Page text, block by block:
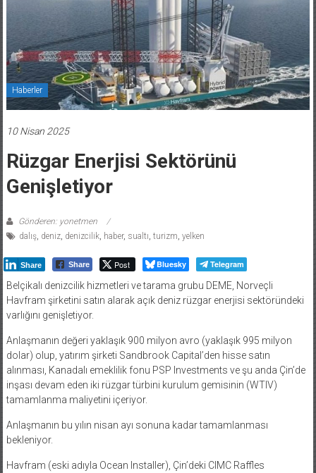
Haberler
10 Nisan 2025
Rüzgar Enerjisi Sektörünü
Genişletiyor
Gönderen: yonetmen
dalış, deniz, denizcilik, haber, sualtı turizm yelken
Share Share Post Bluesky Telegram
Belçikalı denizcilik hizmetleri ve tarama grubu DEME, Norveçli
Havfram şirketini satın alarak açık deniz rüzgar enerjisi sektöründeki
varlığını genişletiyor.
Anlaşmanın değeri yaklaşık 900 milyon avro (yaklaşık 995 milyon
dolar) olup, yatırım şirketi Sandbrook Capital’den hisse satın
alınması, Kanadalı emeklilik fonu PSP Investments ve şu anda Çin’de
inşası devam eden iki rüzgar türbini kurulum gemisinin (WTIV)
tamamlanma maliyetini içeriyor.
Anlaşmanın bu yılın nisan ayı sonuna kadar tamamlanması
bekleniyor.
Havfram (eski adıyla Ocean Installer), Çin’deki CIMC Raffles